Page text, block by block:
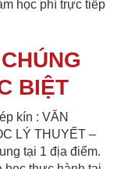
học phí trực tiếp
BIỆT
kín : VĂN
LÝ THUYẾT –
tại 1 địa điểm.